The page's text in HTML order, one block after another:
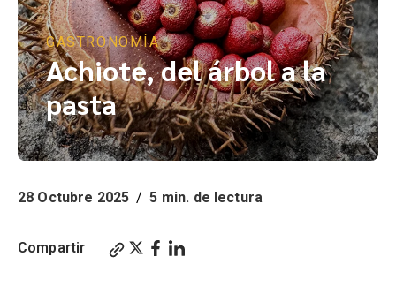
GASTRONOMÍA
Achiote, del árbol a la
pasta
28 Octubre 2025 / 5 min. de lectura
Compartir